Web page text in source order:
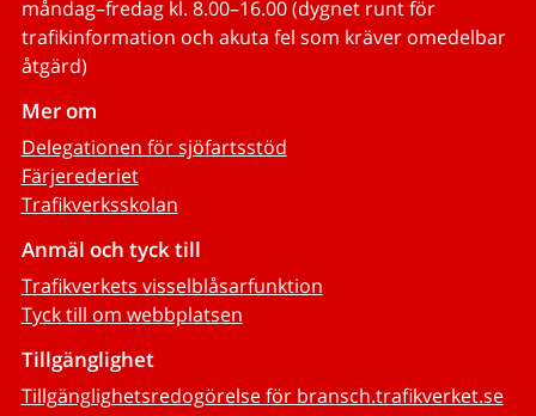
måndag–fredag kl. 8.00–16.00 (dygnet runt för
trafikinformation och akuta fel som kräver omedelbar
åtgärd)
Mer om
Delegationen för sjöfartsstöd
Färjerederiet
Trafikverksskolan
Anmäl och tyck till
Trafikverkets visselblåsarfunktion
Tyck till om webbplatsen
Tillgänglighet
Tillgänglighetsredogörelse för bransch.trafikverket.se